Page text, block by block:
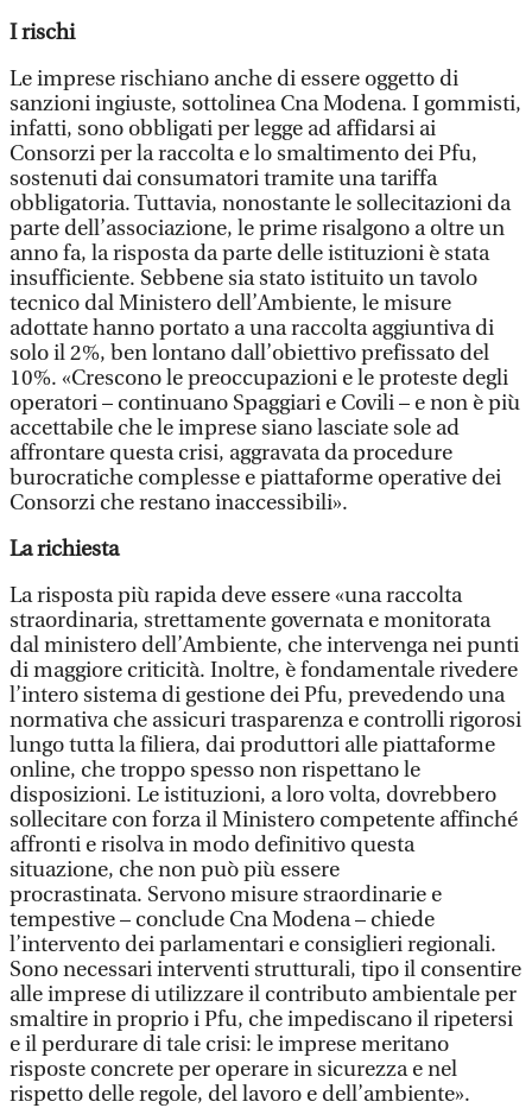
I rischi
Le imprese rischiano anche di essere oggetto di
sanzioni ingiuste, sottolinea Cna Modena. I gommisti,
infatti, sono obbligati per legge ad affidarsi ai
Consorzi per la raccolta e lo smaltimento dei Pfu,
sostenuti dai consumatori tramite una tariffa
obbligatoria. Tuttavia, nonostante le sollecitazioni da
parte dell’associazione, le prime risalgono a oltre un
anno fa, la risposta da parte delle istituzioni è stata
insufficiente. Sebbene sia stato istituito un tavolo
tecnico dal Ministero dell’Ambiente, le misure
adottate hanno portato a una raccolta aggiuntiva di
solo il 2%, ben lontano dall’obiettivo prefissato del
10%. «Crescono le preoccupazioni e le proteste degli
operatori – continuano Spaggiari e Covili – e non è più
accettabile che le imprese siano lasciate sole ad
affrontare questa crisi, aggravata da procedure
burocratiche complesse e piattaforme operative dei
Consorzi che restano inaccessibili».
La richiesta
La risposta più rapida deve essere «una raccolta
straordinaria, strettamente governata e monitorata
dal ministero dell’Ambiente, che intervenga nei punti
di maggiore criticità. Inoltre, è fondamentale rivedere
l’intero sistema di gestione dei Pfu, prevedendo una
normativa che assicuri trasparenza e controlli rigorosi
lungo tutta la filiera, dai produttori alle piattaforme
online, che troppo spesso non rispettano le
disposizioni. Le istituzioni, a loro volta, dovrebbero
sollecitare con forza il Ministero competente affinché
affronti e risolva in modo definitivo questa
situazione, che non può più essere
procrastinata. Servono misure straordinarie e
tempestive – conclude Cna Modena – chiede
l’intervento dei parlamentari e consiglieri regionali.
Sono necessari interventi strutturali, tipo il consentire
alle imprese di utilizzare il contributo ambientale per
smaltire in proprio i Pfu, che impediscano il ripetersi
e il perdurare di tale crisi: le imprese meritano
risposte concrete per operare in sicurezza e nel
rispetto delle regole, del lavoro e dell’ambiente».